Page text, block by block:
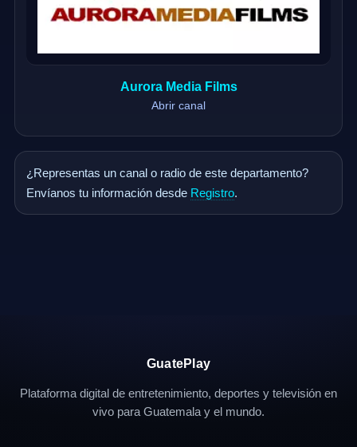
Aurora Media Films
Abrir canal
¿Representas un canal o radio de este departamento?
Envíanos tu información desde Registro.
GuatePlay
Plataforma digital de entretenimiento, deportes y televisión en
vivo para Guatemala y el mundo.